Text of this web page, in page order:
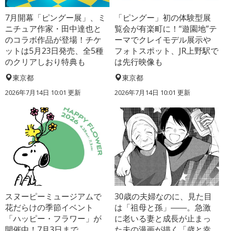
7月開幕「ピングー展」、ミ
ニチュア作家・田中達也と
のコラボ作品が登場！チケ
ットは5月23日発売、全5種
のクリアしおり特典も
東京都
2026年7月14日 10:01 更新
「ピングー」初の体験型展
覧会が有楽町に！“遊園地”テ
ーマでクレイモデル展示や
フォトスポット、JR上野駅で
は先行映像も
東京都
2026年7月14日 10:01 更新
スヌーピーミュージアムで
花だらけの季節イベント
「ハッピー・フラワー」が
30歳の夫婦なのに、見た目
は「祖母と孫」――。急激
に老いる妻と成長が止まっ